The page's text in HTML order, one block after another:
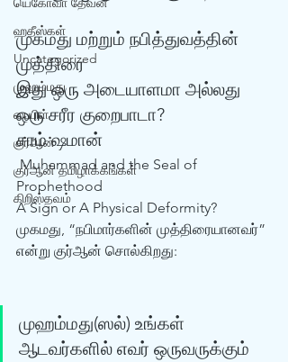
ஹதீஸ்கள்
Uncategorized
முஹம்மது
பைபிள்
குர்‍ஆன்
குர்‍ஆன் தமிழாக்கங்கள்
கிறிஸ்தவம்
முகமது மற்றும் நபித்துவத்தின்
முத்திரை
இது ஒரு அடையாளமா அல்லது
ஒரு சரீர குறைபாடா?
சாம் ஷமான்
Muhammad and the Seal of
Prophethood
A Sign or A Physical Deformity?
முகமது, “நபிமார்களின் முத்திரையானவர்”
என்று குர்‍ஆன் சொல்கிறது:
முஹம்மது(ஸல்) உங்கள்
ஆடவர்களில் எவர் ஒருவருக்கும்